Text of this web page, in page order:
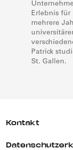
Erlebnis für
mehrere
Patrick
St. Gallen.
Kontakt